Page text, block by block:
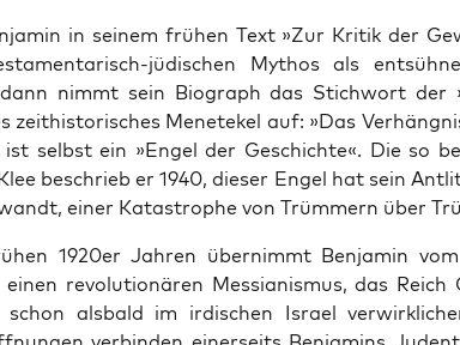
in sei­nem frü­hen Text »Zur Kri­tik der
jüdi­schen Mythos als
nimmt sein Bio­graph das Stich­wort der
zeit­his­to­ri­sches Mene­te­kel auf: »Das
ist selbst ein »Engel der Geschich­te«. Die so
beschrieb er 1940, die­ser Engel hat sein
einer Kata­stro­phe von Trüm­mern über
1920er Jah­ren über­nimmt Ben­ja­min
einen revo­lu­tio­nä­ren Mes­sia­nis­mus, das Reich
schon als­bald im irdi­schen Isra­el